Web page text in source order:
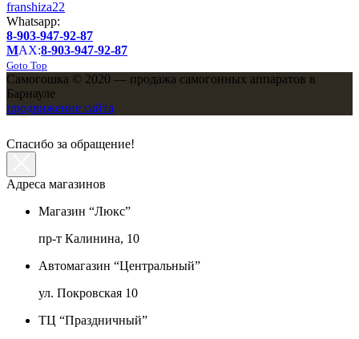
franshiza22
Whatsapp:
8-903-947-92-87
MAX:8-903-947-92-87
Goto Top
Самогошка © 2020 — продажа самогонных аппаратов в
Барнауле
продвижение сайта
Спасибо за обращение!
Адреса магазинов
Магазин “Люкс”
пр-т Калинина, 10
Автомагазин “Центральный”
ул. Покровская 10
ТЦ “Праздничный”